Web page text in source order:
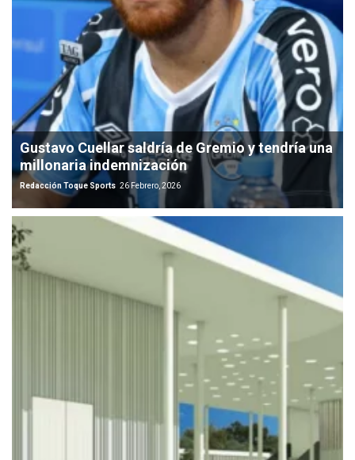
Gustavo Cuellar saldría de Gremio y tendría una
millonaria indemnización
Redacción Toque Sports 26 Febrero, 2026